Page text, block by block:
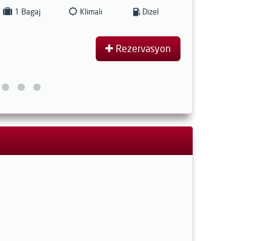
1 Bagaj Klimalı Dizel
Rezervasyon